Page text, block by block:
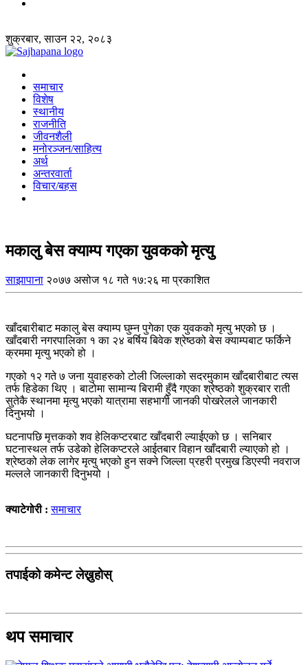
शुक्रबार, साउन २२, २०८३
समाचार
विशेष
स्थानीय
राजनीति
जीवनशैली
मनोरञ्जन/साहित्य
अर्थ
अन्तरवार्ता
विचार/बहस
मकालु बेस क्याम्प गएका युवकको मृत्यु
साझापाना २०७७ असोज १८ गते १७:२६ मा प्रकाशित
खाँदबारीबाट मकालु बेस क्याम्प घुम्न पुगेका एक युवकको मृत्यु भएको छ ।
खाँदबारी नगरपालिका १ का २४ बर्षिय बिवेक श्रेष्ठको बेस क्याम्पबाट फर्किने
क्रममा मृत्यु भएको हो ।
गएको १२ गते ७ जना युवाहरुको टोली जिल्लाको सदरमुकाम खाँदबारीबाट त्यस
तर्फ हिडेका थिए । बाटोमा सामान्य बिरामी हुँदै गएका श्रेष्ठको शुक्रबार राती
सुतेकै स्थानमा मृत्यु भएको यात्रामा सहभागी जानकी पोखरेलले जानकारी
दिनुभयो ।
घटनापछि मृत्तकको शव हेलिकप्टरबाट खाँदबारी ल्याईएको छ । सनिबार
घटनास्थल तर्फ उडेको हेलिकप्टरले आईतबार विहान खाँदबारी ल्याएको हो ।
श्रेष्ठको लेक लागेर मृत्यु भएको हुन सक्ने जिल्ला प्रहरी प्रमुख डिएस्पी नवराज
मल्लले जानकारी दिनुभयो ।
क्याटेगोरी :समाचार
तपाईको कमेन्ट लेख्नुहोस्
थप समाचार